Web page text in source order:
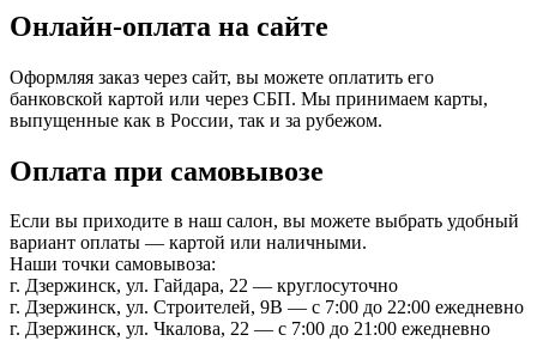
Онлайн-оплата на сайте
Оформляя заказ через сайт, вы можете оплатить его
банковской картой или через СБП. Мы принимаем карты,
выпущенные как в России, так и за рубежом.
Оплата при самовывозе
Если вы приходите в наш салон, вы можете выбрать удобный
вариант оплаты — картой или наличными.
Наши точки самовывоза:
г. Дзержинск, ул. Гайдара, 22 — круглосуточно
г. Дзержинск, ул. Строителей, 9В — с 7:00 до 22:00 ежедневно
г. Дзержинск, ул. Чкалова, 22 — с 7:00 до 21:00 ежедневно